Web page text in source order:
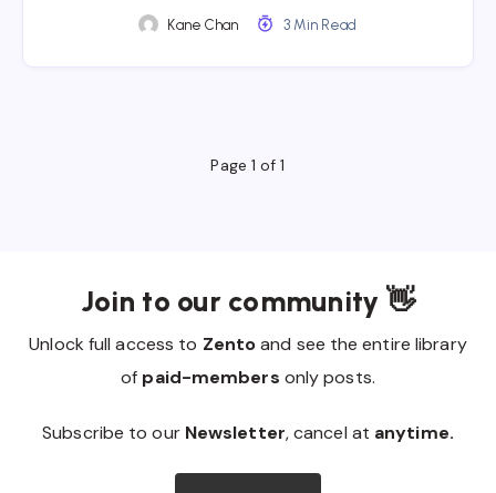
Kane Chan 3 Min Read
Page 1 of 1
Join to our community 👋
Unlock full access to Zentoand see the entire library
of paid-members only posts.
Subscribe to our Newsletter, cancel at anytime.